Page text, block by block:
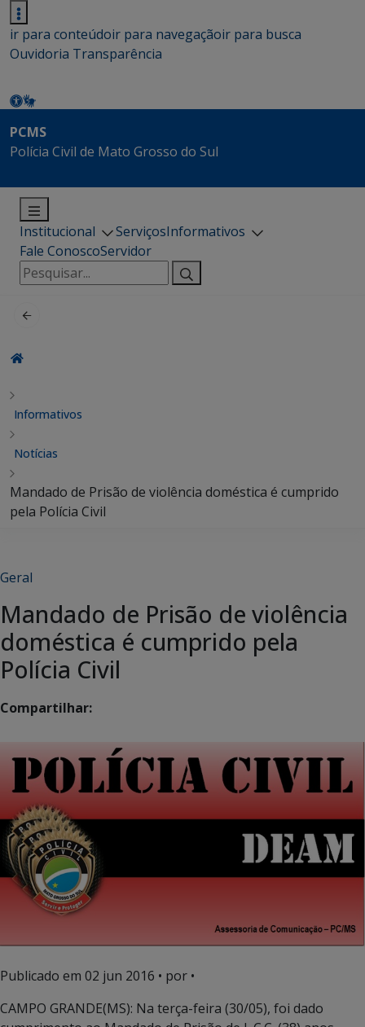
ir para conteúdoir para navegaçãoir para busca
Ouvidoria Transparência
PCMS
Polícia Civil de Mato Grosso do Sul
Institucional ServiçosInformativos
Fale ConoscoServidor
Pesquisar
por:
Informativos
Notícias
Mandado de Prisão de violência doméstica é cumprido
pela Polícia Civil
Geral
Mandado de Prisão de violência
doméstica é cumprido pela
Polícia Civil
Compartilhar:
Publicado em 02 jun 2016 • por •
CAMPO GRANDE(MS): Na terça-feira (30/05), foi dado